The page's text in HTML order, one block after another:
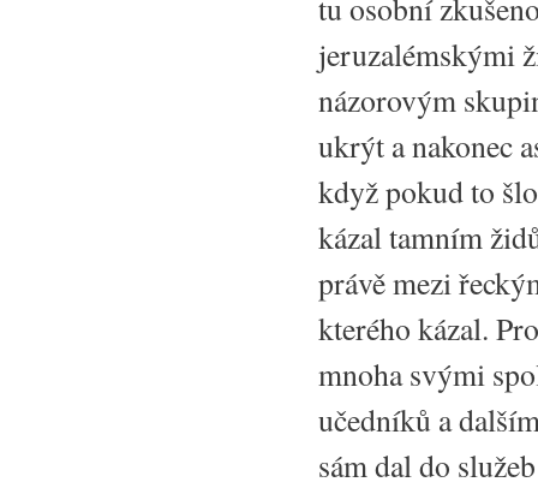
jeruzalémskými
názorovým
ukrýt a nakonec
když pokud to
kázal tamním
právě mezi
kterého kázal.
mnoha svými
učedníků a
sám dal do